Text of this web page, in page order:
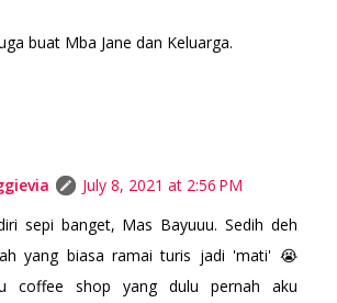
buat Mba Jane dan Keluarga.
July 8, 2021 at 2:56 PM
sepi banget, Mas Bayuuu. Sedih deh
yang biasa ramai turis jadi 'mati' 😭
coffee shop yang dulu pernah aku